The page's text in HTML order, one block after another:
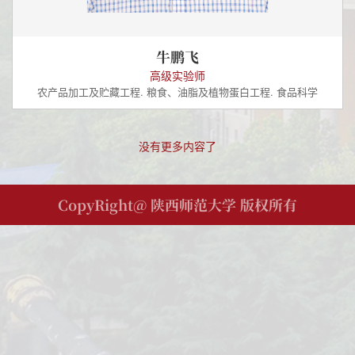
牛鹏飞
高级实验师
农产品加工及贮藏工程. 粮食、油脂及植物蛋白工程. 食品科学
没有更多内容了
CopyRight@ 陕西师范大学 版权所有